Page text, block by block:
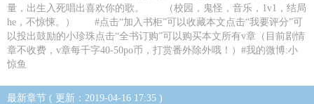
量，出生入死唱出喜欢你的歌。 （校园，鬼怪，音乐，1v1，结局
he，不惊悚。） #点击“加入书柜”可以收藏本文点击“我要评分”可
以投出鼓励的小珍珠点击“全书订购”可以购买本文所有v章（目前剧情
章不收费，v章每千字40-50po币，打赏番外除外哦！）#我的微博:小
惊鱼
最新章节 ( 更新：2019-04-16 17:35 )